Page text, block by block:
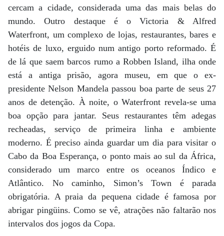
cercam a cidade, considerada uma das mais belas do
mundo. Outro destaque é o Victoria & Alfred
Waterfront, um complexo de lojas, restaurantes, bares e
hotéis de luxo, erguido num antigo porto reformado. É
de lá que saem barcos rumo a Robben Island, ilha onde
está a antiga prisão, agora museu, em que o ex-
presidente Nelson Mandela passou boa parte de seus 27
anos de detenção. À noite, o Waterfront revela-se uma
boa opção para jantar. Seus restaurantes têm adegas
recheadas, serviço de primeira linha e ambiente
moderno. É preciso ainda guardar um dia para visitar o
Cabo da Boa Esperança, o ponto mais ao sul da África,
considerado um marco entre os oceanos Índico e
Atlântico. No caminho, Simon’s Town é parada
obrigatória. A praia da pequena cidade é famosa por
abrigar pingüins. Como se vê, atrações não faltarão nos
intervalos dos jogos da Copa.